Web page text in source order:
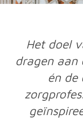
Het doel
dragen aan
én de